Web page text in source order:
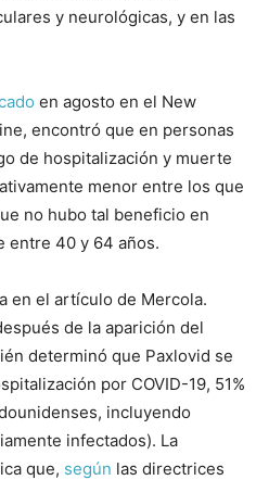
y neurológicas, y en las
en agosto en el New
encontró que en personas
de hospitalización y muerte
menor entre los que
no hubo tal beneficio en
entre 40 y 64 años.
en el artículo de Mercola.
de la aparición del
determinó que Paxlovid se
por COVID-19, 51%
incluyendo
infectados). La
que, según las directrices